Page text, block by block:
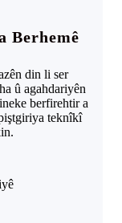
Berhemê
din li ser
û agahdariyên
berfirehtir a
teknîkî